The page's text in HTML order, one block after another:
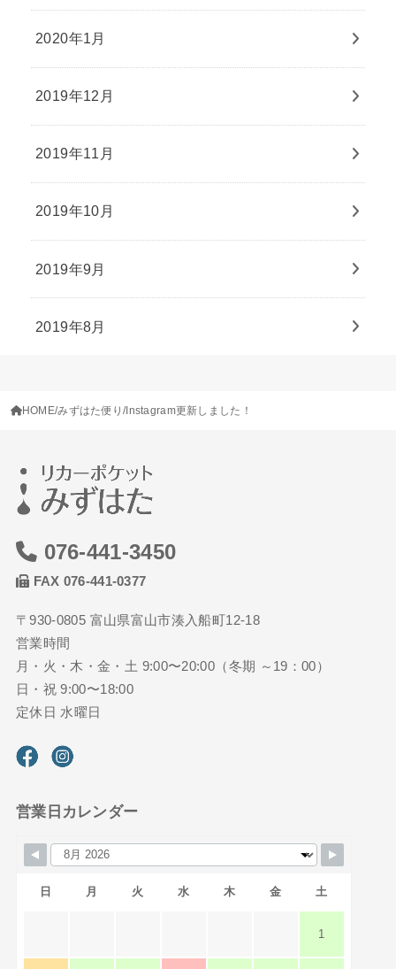
2020年1月
2019年12月
2019年11月
2019年10月
2019年9月
2019年8月
HOME みずはた便り Instagram更新しました！
076-441-3450
FAX 076-441-0377
〒930-0805 富山県富山市湊入船町12-18
営業時間
月・火・木・金・土 9:00〜20:00（冬期 ～19：00）
日・祝 9:00〜18:00
定休日 水曜日
営業日カレンダー
日 月 火 水 木 金 土
1